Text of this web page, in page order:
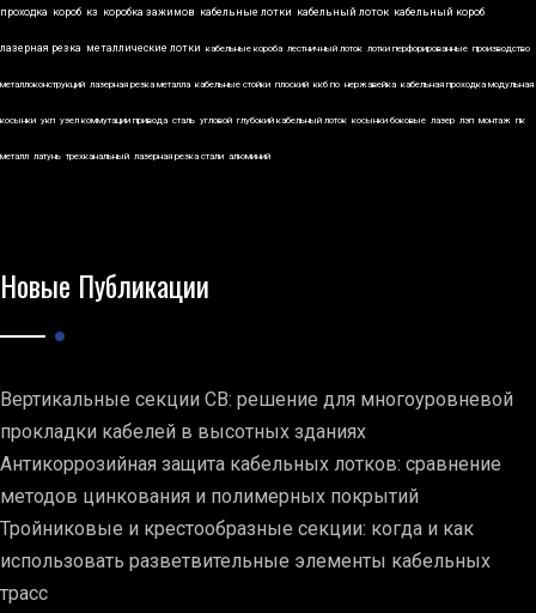
проходка короб кз коробка зажимов кабельные лотки кабельный лоток кабельный короб
лазерная резка металлические лотки кабельные короба лестничный лоток лотки перфорированные производство
металлоконструкций лазерная резка металла кабельные стойки плоский ккб по нержавейка кабельная проходка модульная
косынки укп узел коммутации привода сталь угловой глубокий кабельный лоток косынки боковые лазер лэп монтаж пк
металл латунь трехканальный лазерная резка стали алюминий
Новые Публикации
Вертикальные секции СВ: решение для многоуровневой
прокладки кабелей в высотных зданиях
Антикоррозийная защита кабельных лотков: сравнение
методов цинкования и полимерных покрытий
Тройниковые и крестообразные секции: когда и как
использовать разветвительные элементы кабельных
трасс